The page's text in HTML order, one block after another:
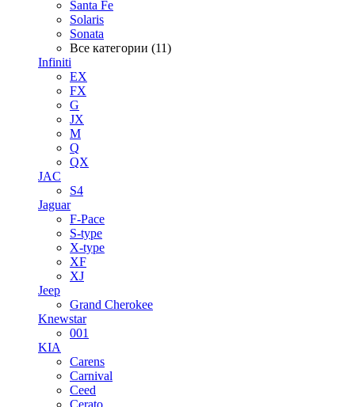
Santa Fe
Solaris
Sonata
Все категории (11)
Infiniti
EX
FX
G
JX
M
Q
QX
JAC
S4
Jaguar
F-Pace
S-type
X-type
XF
XJ
Jeep
Grand Cherokee
Knewstar
001
KIA
Carens
Carnival
Ceed
Cerato